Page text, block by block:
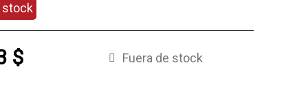
stock
$ Fuera de stock